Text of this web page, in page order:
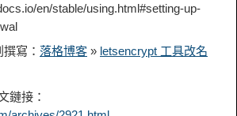
en/stable/using.html#setting-up-
寫： 落格博客 » letsencrypt 工具改名
鏈接：